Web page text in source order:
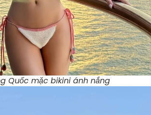
Quốc mặc bikini ánh nắng